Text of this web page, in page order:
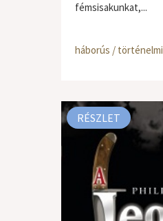
fémsisakunkat,...
háborús / történelmi
RÉSZLET